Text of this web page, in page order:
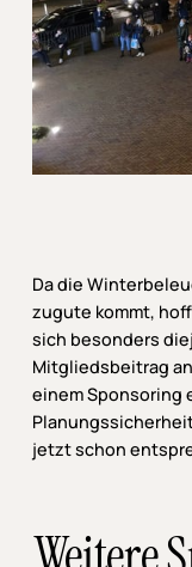
Da die
zugute kommt,
sich besonders
Mitgliedsbeitrag
einem Sponsoring
jetzt schon